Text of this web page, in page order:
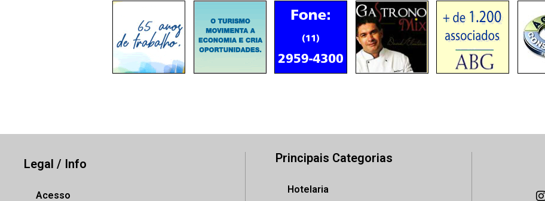
Legal / Info
Acesso
Principais Categorias
Hotelaria